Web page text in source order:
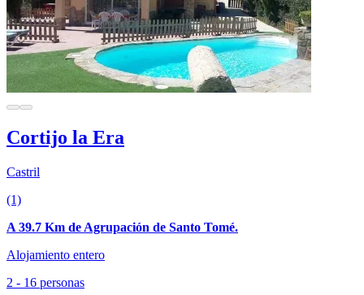
Cortijo la Era
Castril
(1)
A 39.7 Km de Agrupación de Santo Tomé.
Alojamiento entero
2 - 16 personas